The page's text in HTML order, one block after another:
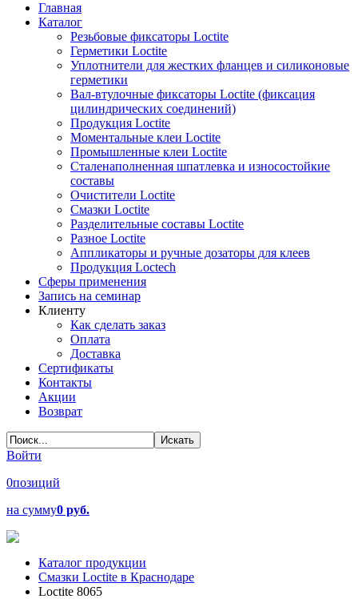
Главная
Каталог
Резьбовые фиксаторы Loctite
Герметики Loctite
Уплотнители для жестких фланцев и силиконовые
герметики
Вал-втулочные фиксаторы Loctite (фиксация
цилиндрических соединений)
Продукция Loctite
Моментальные клеи Loctite
Промышленные клеи Loctite
Сталенаполненная шпатлевка и износостойкие
составы
Очистители Loctite
Смазки Loctite
Разделительные составы Loctite
Разное Loctite
Аппликаторы и ручные дозаторы для клеев
Продукция Loctech
Сферы применения
Запись на семинар
Клиенту
Как сделать заказ
Оплата
Доставка
Сертификаты
Контакты
Акции
Возврат
Войти
0позиций
на сумму0 руб.
Каталог продукции
Смазки Loctite в Краснодаре
Loctite 8065